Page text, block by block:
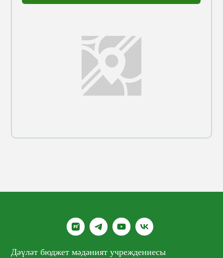
Дәүләт бюджет мәдәният учреждениесы